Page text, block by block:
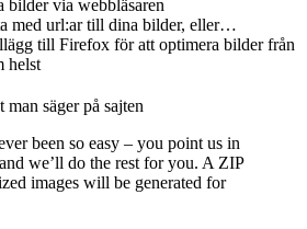
bilder via webbläsaren
med url:ar till dina bilder, eller…
till Firefox för att optimera bilder från
helst
säger på sajten
been so easy – you point us in
we’ll do the rest for you. A ZIP
images will be generated for